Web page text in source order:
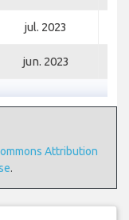
jul. 2023
jun. 2023
Attribution
.